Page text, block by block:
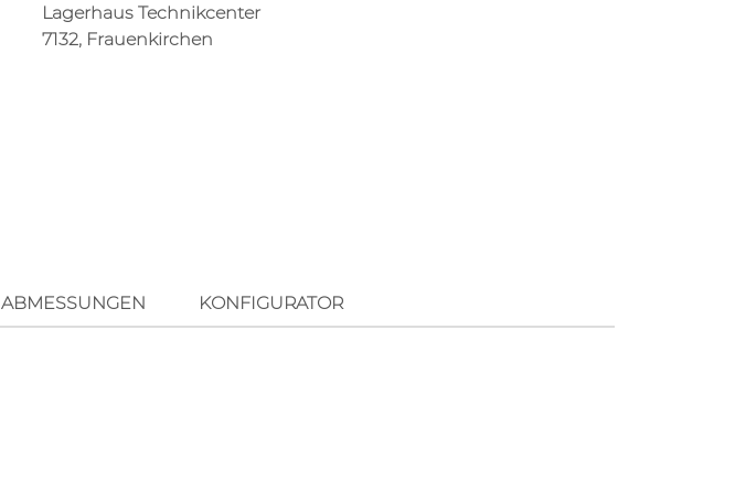
Lagerhaus Technikcenter
7132, Frauenkirchen
ABMESSUNGEN KONFIGURATOR